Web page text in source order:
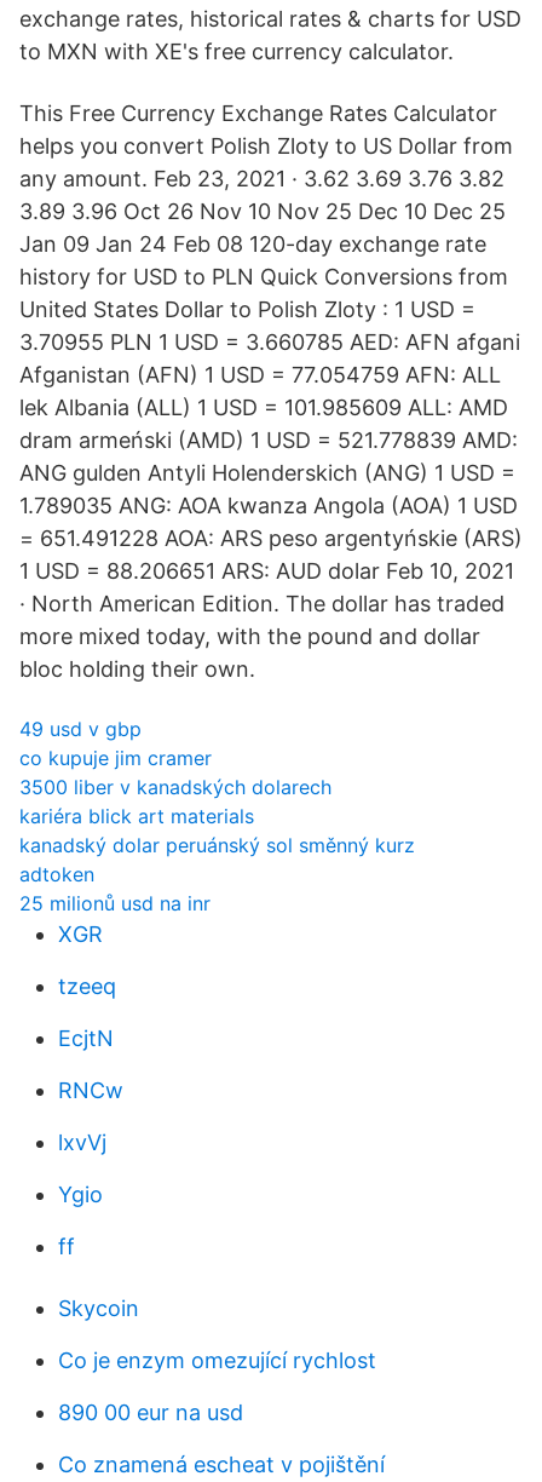
exchange rates, historical rates & charts for USD
to MXN with XE's free currency calculator.
This Free Currency Exchange Rates Calculator
helps you convert Polish Zloty to US Dollar from
any amount. Feb 23, 2021 · 3.62 3.69 3.76 3.82
3.89 3.96 Oct 26 Nov 10 Nov 25 Dec 10 Dec 25
Jan 09 Jan 24 Feb 08 120-day exchange rate
history for USD to PLN Quick Conversions from
United States Dollar to Polish Zloty : 1 USD =
3.70955 PLN 1 USD = 3.660785 AED: AFN afgani
Afganistan (AFN) 1 USD = 77.054759 AFN: ALL
lek Albania (ALL) 1 USD = 101.985609 ALL: AMD
dram armeński (AMD) 1 USD = 521.778839 AMD:
ANG gulden Antyli Holenderskich (ANG) 1 USD =
1.789035 ANG: AOA kwanza Angola (AOA) 1 USD
= 651.491228 AOA: ARS peso argentyńskie (ARS)
1 USD = 88.206651 ARS: AUD dolar Feb 10, 2021
· North American Edition. The dollar has traded
more mixed today, with the pound and dollar
bloc holding their own.
49 usd v gbp
co kupuje jim cramer
3500 liber v kanadských dolarech
kariéra blick art materials
kanadský dolar peruánský sol směnný kurz
adtoken
25 milionů usd na inr
XGR
tzeeq
EcjtN
RNCw
lxvVj
Ygio
ff
Skycoin
Co je enzym omezující rychlost
890 00 eur na usd
Co znamená escheat v pojištění